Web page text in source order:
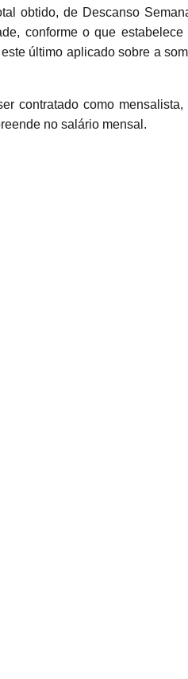
obtido, de Descanso
conforme o que estabelece
último aplicado sobre a
contratado como mensalista,
no salário mensal.